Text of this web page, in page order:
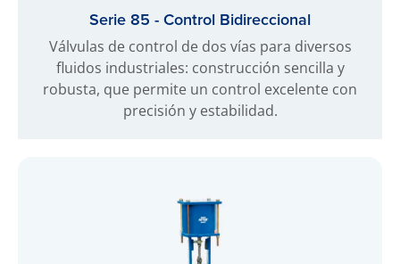
Serie 85 - Control Bidireccional
Válvulas de control de dos vías para diversos
fluidos industriales: construcción sencilla y
robusta, que permite un control excelente con
precisión y estabilidad.